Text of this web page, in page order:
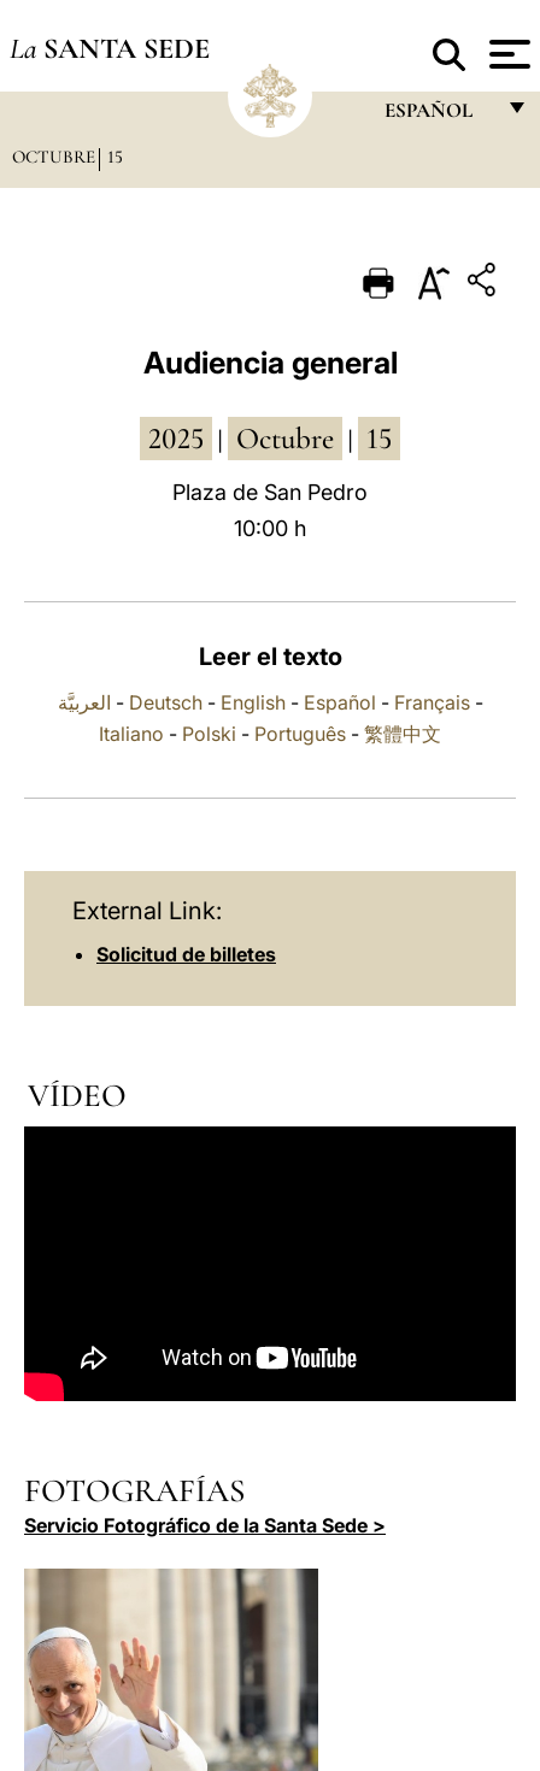
La SANTA SEDE
ESPAÑOL
PORTUGUÊS
ESPAÑOL
POLSKI
OCTUBRE 15
Audiencia general
2025 Octubre 15
Plaza de San Pedro
10:00 h
Leer el texto
العربيَّة - Deutsch- English- Español - Français-
Italiano - Polski - Português - 繁體中文
External Link:
Solicitud de billetes
VÍDEO
FOTOGRAFÍAS
Servicio Fotográfico de la Santa Sede >